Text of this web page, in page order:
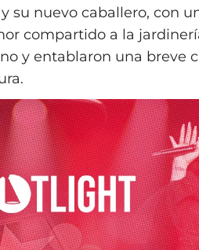
su nuevo caballero, con
compartido a la
y entablaron una breve